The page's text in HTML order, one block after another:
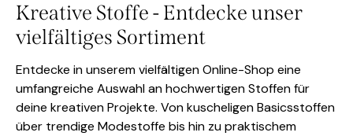
Kreative Stoffe - Entdecke unser
vielfältiges Sortiment
Entdecke in unserem vielfältigen Online-Shop eine
umfangreiche Auswahl an hochwertigen Stoffen für
deine kreativen Projekte. Von kuscheligen Basicsstoffen
über trendige Modestoffe bis hin zu praktischem